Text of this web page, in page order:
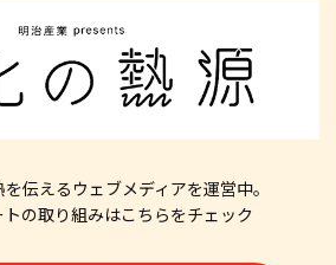
伝えるウェブメディアを運営中。
の取り組みはこちらをチェック